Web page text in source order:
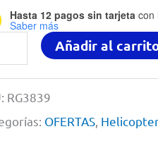
Hasta 12 pagos sin tarjeta con
Saber más
Añadir al
RG3839
OFERTAS,